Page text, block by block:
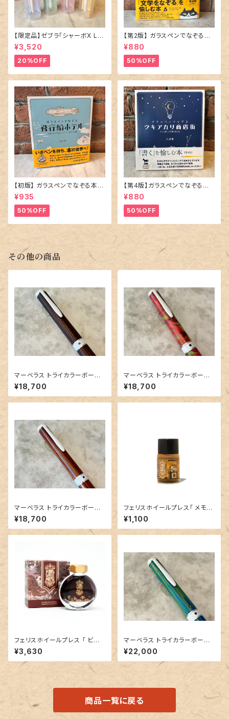
【限定品】ゼブラ「シャーボX LT
3 限定ニュアンスカラー」多機能
ペン／全4種
¥3,520
20%OFF
【第2版】 ガラスペンでなぞる本
¥880
50%OFF
【初版】 ガラスペンでなぞる本 「
¥935
50%OFF
【第4版】ガラスペンでなぞる本
「 ツキアカリ商店街 そこは夜に
¥880
50%OFF
その他の商品
マーベラス トライカラーボール
ペン【ココボロ】②
¥18,700
マーベラス トライカラーボール
ペン レジン③
¥18,700
マーベラス トライカラーボール
ペン【キングウッド 】③
¥18,700
フェリスホイールプレス「 メモリ
ーズインアンバー ( VINTAGE
PHOTOGRAPHER COLLEC
TION）」／10mlインク／ラメ入
¥1,100
フェリスホイールプレス 「 ビー
バーダムブラウン（AUTUMN I
N ONTARIO COLLECTIO
N）」／38mlインク／ラメなし
¥3,630
マーベラス トライカラーボール
ペン エボナイト(青緑)①
¥22,000
商品一覧に戻る